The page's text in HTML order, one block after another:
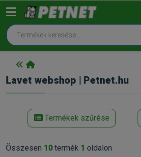
Lavet webshop | Petnet.hu
Termékek szűrése
Összesen 10 termék 1 oldalon